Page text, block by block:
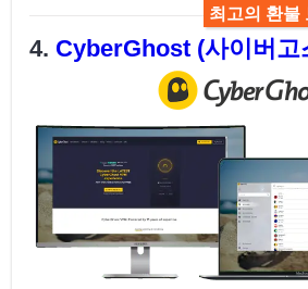
최고의 환불
CyberGhost (사이버고